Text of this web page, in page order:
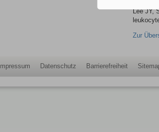
Lee JY,
Zur
Impressum Datenschutz Barrierefreiheit